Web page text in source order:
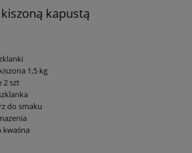
kapustą
1,5 kg
2 szt
do smaku
kwaśna